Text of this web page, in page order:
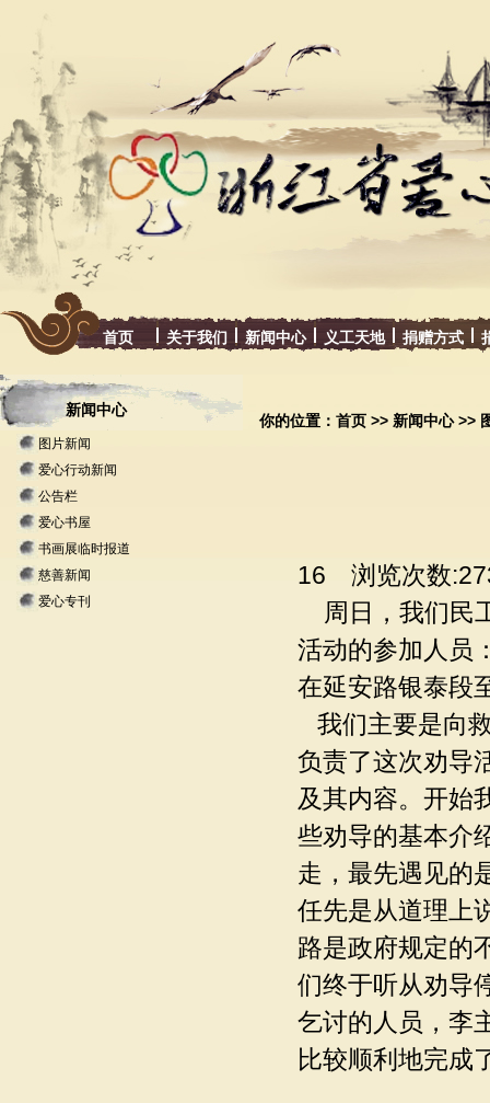
首页 关于我们 新闻中心 义工天地 捐赠方式
新闻中心
图片新闻
爱心行动新闻
公告栏
爱心书屋
书画展临时报道
慈善新闻
爱心专刊
你的位置： 首页 >> 新闻中心>>
16 浏览次数
周日，我们民
活动的参加人员
在延安路银泰段
我们主要是向
负责了这次劝导
及其内容。开始
些劝导的基本介
走，最先遇见的
任先是从道理上
路是政府规定的
们终于听从劝导
乞讨的人员，李
比较顺利地完成